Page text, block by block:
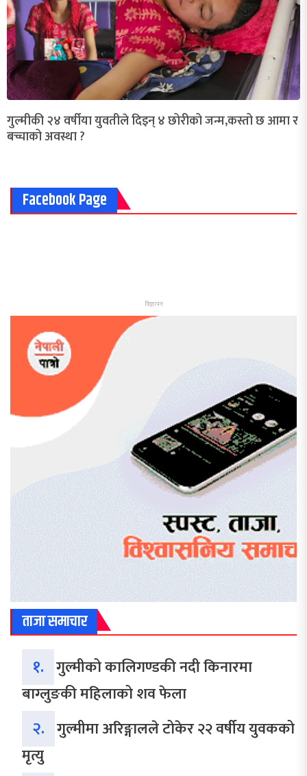
गुल्मीकी २४ वर्षीया युवतीले दिइन् ४ छोरीको जन्म,कस्तो छ आमा र
बच्चाको अवस्था ?
Facebook Page
विज्ञापन
ताजा समाचार
१. गुल्मीको कालिगण्डकी नदी किनारमा
बाग्लुङकी महिलाको शव फेला
२. गुल्मीमा अरिङ्गालले टोकेर २२ वर्षीय युवकको
मृत्यु